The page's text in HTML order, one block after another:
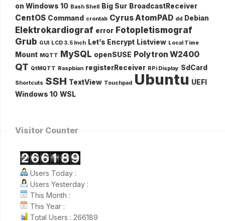
on Windows 10 Bash Shell Big Sur BroadcastReceiver
CentOS Command crontab Cyrus AtomPAD dd Debian
Elektrokardiograf error Fotopletismograf
Grub GUI LCD 3.5 Inch Let’s Encrypt Listview Local Time
Mount MQTT MySQL openSUSE Polytron W2400
QT QtMQTT Raspbian registerReceiver RPi Display SdCard
Shortcuts SSH TextView Touchpad Ubuntu UEFI
Windows 10 WSL
Visitor Counter
Users Today :
Users Yesterday :
This Month :
This Year :
Total Users : 266189